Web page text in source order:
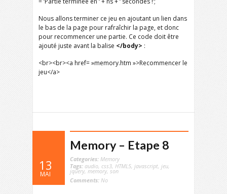
Nous allons terminer ce jeu en ajoutant un lien dans
le bas de la page pour rafraîchir la page, et donc
pour recommencer une partie. Ce code doit être
ajouté juste avant la balise </body> :
<br><br><a href= »memory.htm »>Recommencer le
jeu</a>
13
MAI
Memory – Etape 8
Categories: Memory
Tags: audio, css3, HTML5, javascript, jeu,
jquery, memory, son
Comments: No